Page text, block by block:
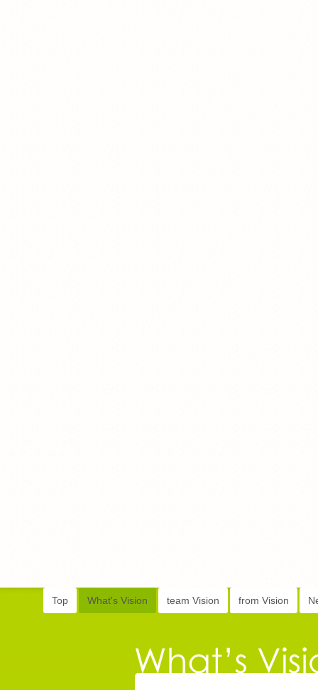
Top What's Vision team Vision from Vision